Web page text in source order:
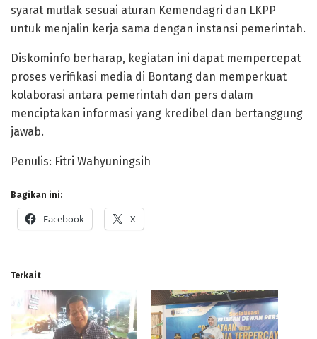
syarat mutlak sesuai aturan Kemendagri dan LKPP
untuk menjalin kerja sama dengan instansi pemerintah.
Diskominfo berharap, kegiatan ini dapat mempercepat
proses verifikasi media di Bontang dan memperkuat
kolaborasi antara pemerintah dan pers dalam
menciptakan informasi yang kredibel dan bertanggung
jawab.
Penulis: Fitri Wahyuningsih
Bagikan ini:
Facebook X
Terkait